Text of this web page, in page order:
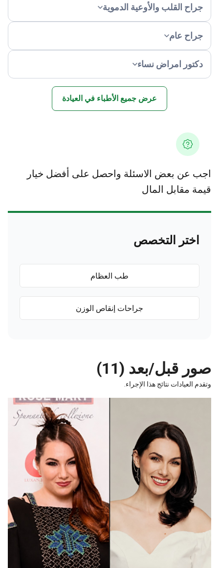
القلب والأوعية الدموية
عام
امراض نساء
عرض جميع الأطباء في العيادة
عن بعض الاسئلة واحصل على أفضل خيار
مقابل المال
اختر التخصص
طب العظام
جراحات إنقاص الوزن
قبل/بعد (11)
العيادات نتائج هذا الإجراء.